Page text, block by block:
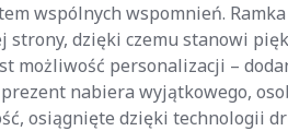
wspólnych wspomnień.
strony, dzięki czemu stanowi
możliwość personalizacji –
nabiera wyjątkowego,
osiągnięte dzięki technologii